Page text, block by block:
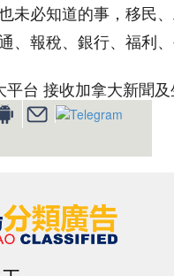
未必知道的事，移民、
、報稅、銀行、福利、
平台 接收加拿大新聞